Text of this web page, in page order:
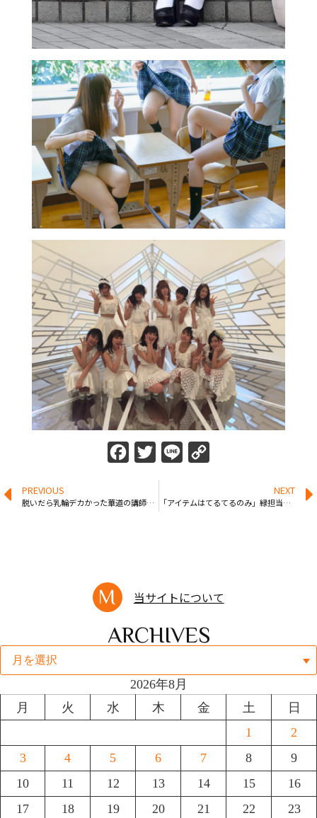
FacebookTwitterLine
PREVIOUS
脱いだら乳輪デカかった華道の講師をする奥様すみかさん30歳
NEXT
「アイテムはてるてるのみ」緑担当・後藤まつりが下乳DVD発売 part3
当サイトについて
ARCHIVES
2026年8月
月 火 水 木 金 土 日
1
2
3
4 5 6 7 8
9
10
11 12 13 14 15
16
17
18 19 20 21 22
23